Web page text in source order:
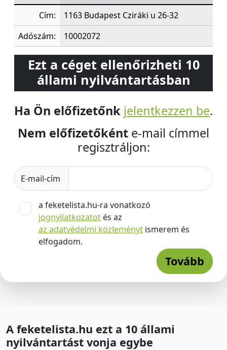
Cím:
1163 Budapest Cziráki u 26-32
Adószám:
10002072
Ezt a céget ellenőrizheti 10
állami nyilvántartásban
Ha Ön előfizetőnk jelentkezzen be.
Nem előfizetőként e-mail címmel
regisztráljon:
E-mail-cím
a feketelista.hu-ra vonatkozó
jognyilatkozatot és az
az adatvédelmi közleményt ismerem és
elfogadom.
Tovább
A feketelista.hu ezt a 10 állami
nyilvántartást vonja egybe